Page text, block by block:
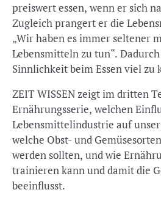
preiswert essen, wenn er sich
Zugleich prangert er die
„Wir haben es immer seltener
Lebensmitteln zu tun“.
Sinnlichkeit beim Essen viel zu
ZEIT WISSEN zeigt im dritten
Ernährungsserie, welchen
Lebensmittelindustrie auf
welche Obst- und
werden sollten, und wie
trainieren kann und damit die
beeinflusst.